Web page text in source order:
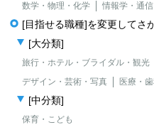
数学・物理・化学
情報学・通信
[目指せる職種]を変更してさ
[大分類]
旅行・ホテル・ブライダル・観光
デザイン・芸術・写真
医療・
[中分類]
保育・こども